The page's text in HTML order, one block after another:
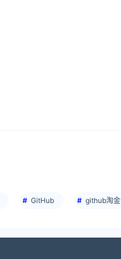
GitHub github淘金